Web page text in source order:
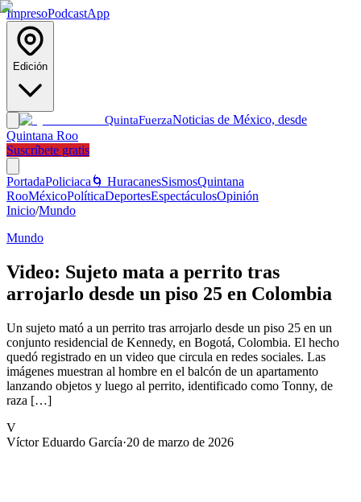
ImpresoPodcastApp
Edición
QuintaFuerzaNoticias de México, desde
Quintana Roo
Suscríbete gratis
PortadaPoliciaca 🌀 HuracanesSismosQuintana
RooMéxicoPolíticaDeportesEspectáculosOpinión
Inicio/Mundo
Mundo
Video: Sujeto mata a perrito tras
arrojarlo desde un piso 25 en Colombia
Un sujeto mató a un perrito tras arrojarlo desde un piso 25 en un
conjunto residencial de Kennedy, en Bogotá, Colombia. El hecho
quedó registrado en un video que circula en redes sociales. Las
imágenes muestran al hombre en el balcón de un apartamento
lanzando objetos y luego al perrito, identificado como Tonny, de
raza […]
V
Víctor Eduardo García·20 de marzo de 2026